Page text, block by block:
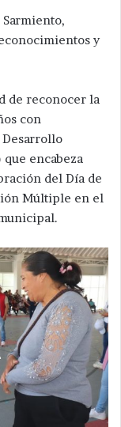
y
de reconocer la
con
Desarrollo
encabeza
del Día de
Múltiple en el